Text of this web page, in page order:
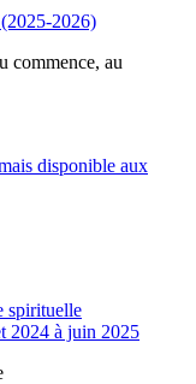
2026)
commence, au
disponible aux
spirituelle
2024 à juin 2025